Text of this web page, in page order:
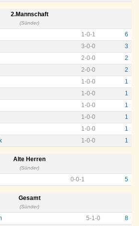
2.Mannschaft
(Sünder)
1-0-1
6
3-0-0
3
2-0-0
2
2-0-0
2
1-0-0
1
1-0-0
1
1-0-0
1
1-0-0
1
1-0-0
1
1-0-0 1
Alte Herren
(Sünder)
0-0-1 5
Gesamt
(Sünder)
5-1-0
8